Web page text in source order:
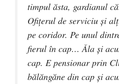
timpul ăsta, gardianul
Ofiţerul de serviciu şi
pe coridor. Pe unul
fierul în cap… Ǎla şi
cap. E pensionar prin
bălăngăne din cap şi